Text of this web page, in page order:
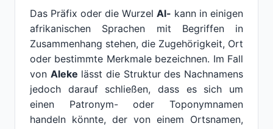
Das Präfix oder die Wurzel Al- kann in einigen
afrikanischen Sprachen mit Begriffen in
Zusammenhang stehen, die Zugehörigkeit, Ort
oder bestimmte Merkmale bezeichnen. Im Fall
von Aleke lässt die Struktur des Nachnamens
jedoch darauf schließen, dass es sich um
einen Patronym- oder Toponymnamen
handeln könnte, der von einem Ortsnamen,